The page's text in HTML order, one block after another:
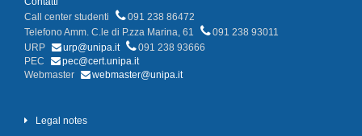
Call center studenti
091 238 86472
Telefono Amm. C.le di P.zza Marina, 61
091 238 93011
URP
urp@unipa.it
091 238 93666
PEC
pec@cert.unipa.it
Webmaster
webmaster@unipa.it
Legal notes